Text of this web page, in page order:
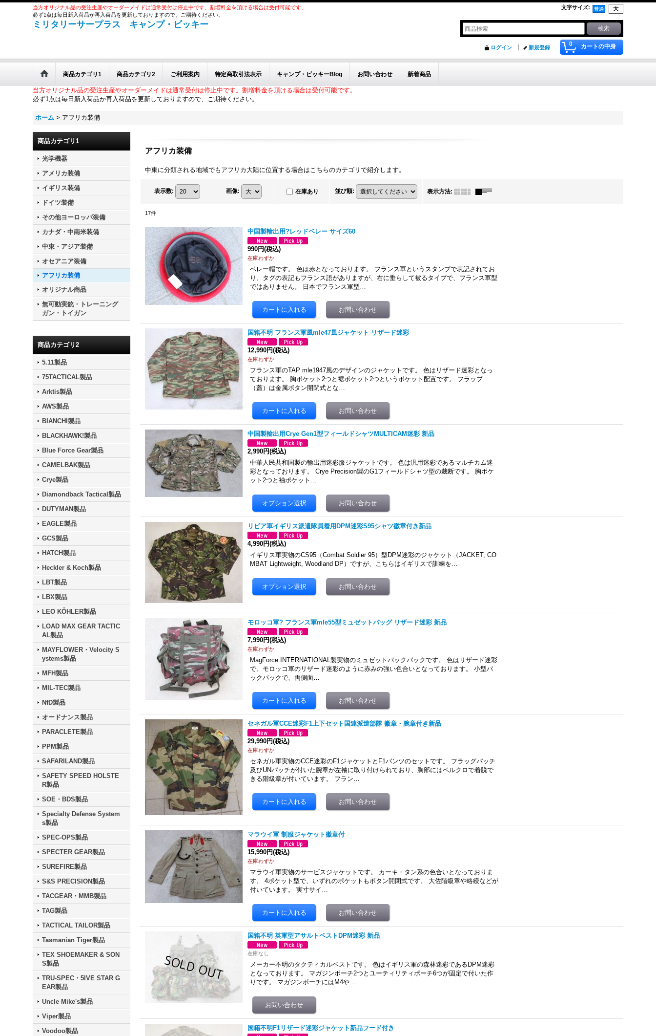
当方オリジナル品の受注生産やオーダーメイドは通常受付は停止中です。割増料金を頂ける場合は受付可能です。
必ず1点は毎日新入荷品か再入荷品を更新しておりますので、ご期待ください。
文字サイズ:
ミリタリーサープラス キャンプ・ビッキー
0 カートの中身
ログイン 新規登録
商品カテゴリ1 商品カテゴリ2 ご利用案内 特定商取引法表示 キャンプ・ビッキーBlog お問い合わせ 新着商品
当方オリジナル品の受注生産やオーダーメイドは通常受付は停止中です。割増料金を頂ける場合は受付可能です。
必ず1点は毎日新入荷品か再入荷品を更新しておりますので、ご期待ください。
ホーム > アフリカ装備
商品カテゴリ1
光学機器
アメリカ装備
イギリス装備
ドイツ装備
その他ヨーロッパ装備
カナダ・中南米装備
中東・アジア装備
オセアニア装備
アフリカ装備
オリジナル商品
無可動実銃・トレーニング
ガン・トイガン
商品カテゴリ2
5.11製品
75TACTICAL製品
Arktis製品
AWS製品
BIANCHI製品
BLACKHAWK!製品
Blue Force Gear製品
CAMELBAK製品
Crye製品
Diamondback Tactical製品
DUTYMAN製品
EAGLE製品
GCS製品
HATCH製品
Heckler & Koch製品
LBT製品
LBX製品
LEO KÖHLER製品
LOAD MAX GEAR TACTIC
AL製品
MAYFLOWER・Velocity S
ystems製品
MFH製品
MIL-TEC製品
NfD製品
オードナンス製品
PARACLETE製品
PPM製品
SAFARILAND製品
SAFETY SPEED HOLSTE
R製品
SOE・BDS製品
Specialty Defense System
s製品
SPEC-OPS製品
SPECTER GEAR製品
SUREFIRE製品
S&S PRECISION製品
TACGEAR・MMB製品
TAG製品
TACTICAL TAILOR製品
Tasmanian Tiger製品
TEX SHOEMAKER & SON
S製品
TRU-SPEC・5IVE STAR G
EAR製品
Uncle Mike's製品
Viper製品
Voodoo製品
アフリカ装備
中東に分類される地域でもアフリカ大陸に位置する場合はこちらのカテゴリで紹介します。
表示数: 画像: 在庫あり 並び順: 表示方法:
17件
中国製輸出用?レッドベレー サイズ60
990円(税込)
在庫わずか
ベレー帽です。 色は赤となっております。 フランス軍というスタンプで表記されてお
り、タグの表記もフランス語がありますが、右に垂らして被るタイプで、フランス軍型
ではありません。 日本でフランス軍型…
国籍不明 フランス軍風mle47風ジャケット リザード迷彩
12,990円(税込)
在庫わずか
フランス軍のTAP mle1947風のデザインのジャケットです。 色はリザード迷彩となっ
ております。 胸ポケット2つと裾ポケット2つというポケット配置です。 フラップ
（蓋）は金属ボタン開閉式とな…
中国製輸出用Crye Gen1型フィールドシャツMULTICAM迷彩 新品
2,990円(税込)
中華人民共和国製の輸出用迷彩服ジャケットです。 色は汎用迷彩であるマルチカム迷
彩となっております。 Crye Precision製のG1フィールドシャツ型の裁断です。 胸ポケ
ット2つと袖ポケット…
リビア軍イギリス派遣隊員着用DPM迷彩S95シャツ徽章付き新品
4,990円(税込)
イギリス軍実物のCS95（Combat Soldier 95）型DPM迷彩のジャケット（JACKET, CO
MBAT Lightweight, Woodland DP）ですが、こちらはイギリスで訓練を…
モロッコ軍? フランス軍mle55型ミュゼットバッグ リザード迷彩 新品
7,990円(税込)
在庫わずか
MagForce INTERNATIONAL製実物のミュゼットバックパックです。 色はリザード迷彩
で、モロッコ軍のリザード迷彩のように赤みの強い色合いとなっております。 小型バ
ックパックで、両側面…
セネガル軍CCE迷彩F1上下セット国連派遣部隊 徽章・腕章付き新品
29,990円(税込)
在庫わずか
セネガル軍実物のCCE迷彩のF1ジャケットとF1パンツのセットです。 フラッグパッチ
及びUNパッチが付いた腕章が左袖に取り付けられており、胸部にはベルクロで着脱で
きる階級章が付いています。 フラン…
マラウイ軍 制服ジャケット徽章付
15,990円(税込)
在庫わずか
マラウイ軍実物のサービスジャケットです。 カーキ・タン系の色合いとなっておりま
す。 4ポケット型で、いずれのポケットもボタン開閉式です。 大佐階級章や略綬などが
付いています。 実寸サイ…
国籍不明 英軍型アサルトベストDPM迷彩 新品
在庫なし
メーカー不明のタクティカルベストです。 色はイギリス軍の森林迷彩であるDPM迷彩
となっております。 マガジンポーチ2つとユーティリティポーチ6つが固定で付いた作
りです。 マガジンポーチにはM4や…
国籍不明F1リザード迷彩ジャケット新品フード付き